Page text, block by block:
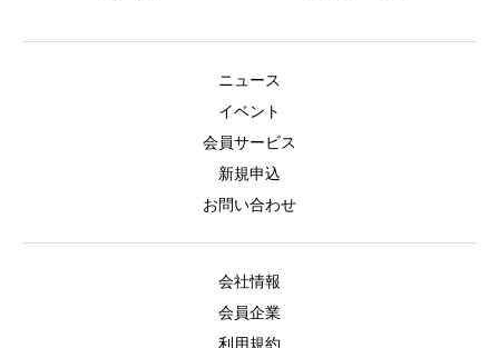
ニュース
イベント
会員サービス
新規申込
お問い合わせ
会社情報
会員企業
利用規約